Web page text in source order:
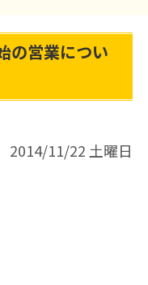
の営業につい
2014/11/22 土曜日